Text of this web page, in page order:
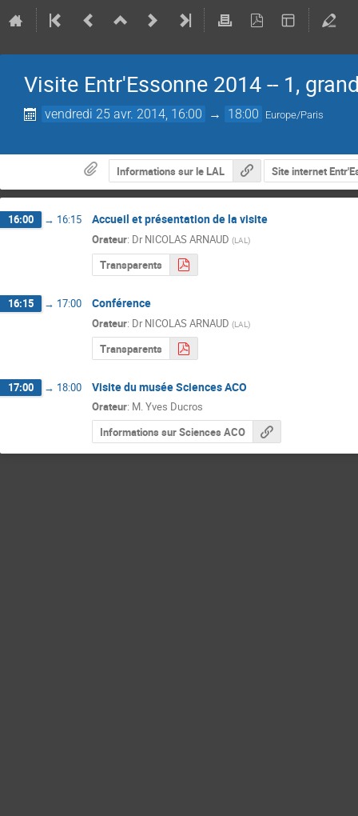
Visite Entr'Essonne 2014 -- 1,
vendredi 25 avr. 2014, 16:00 → 18:00 Europe/Paris
Informations sur le LAL Site internet
16:00 → 16:15 Accueil et présentation de la visite
Orateur: Dr NICOLAS ARNAUD (LAL )
Transparents
16:15 → 17:00 Conférence
Orateur: Dr NICOLAS ARNAUD (LAL )
Transparents
17:00 → 18:00 Visite du musée Sciences ACO
Orateur: M.Yves Ducros
Informations sur Sciences ACO